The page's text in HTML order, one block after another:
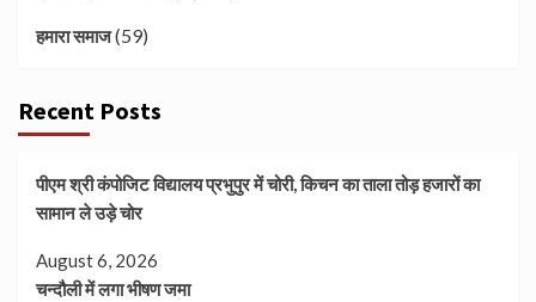
हमारा समाज(59)
Recent Posts
पीएम श्री कंपोजिट विद्यालय प्रभुपुर में चोरी, किचन का ताला तोड़ हजारों का
सामान ले उड़े चोर
August 6, 2026
चन्दौली में लगा भीषण जमा